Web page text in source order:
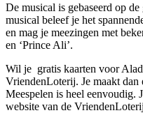
De musical is gebaseerd op
musical beleef je het
en mag je meezingen met
en ‘Prince Ali’.
Wil je gratis kaarten voor
VriendenLoterij. Je maakt
Meespelen is heel eenvoudig.
website van de